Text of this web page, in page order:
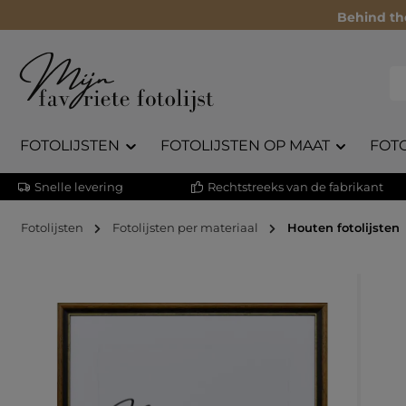
Behind
FOTOLIJSTEN FOTOLIJSTEN OP MAAT
Snelle levering Rechtstreeks van de fabrikant
Fotolijsten Fotolijsten per materiaal Houten fotolijsten